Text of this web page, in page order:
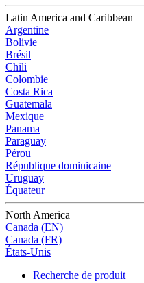
Latin America and Caribbean
Argentine
Bolivie
Brésil
Chili
Colombie
Costa Rica
Guatemala
Mexique
Panama
Paraguay
Pérou
République dominicaine
Uruguay
Équateur
North America
Canada (EN)
Canada (FR)
États-Unis
Recherche de produit